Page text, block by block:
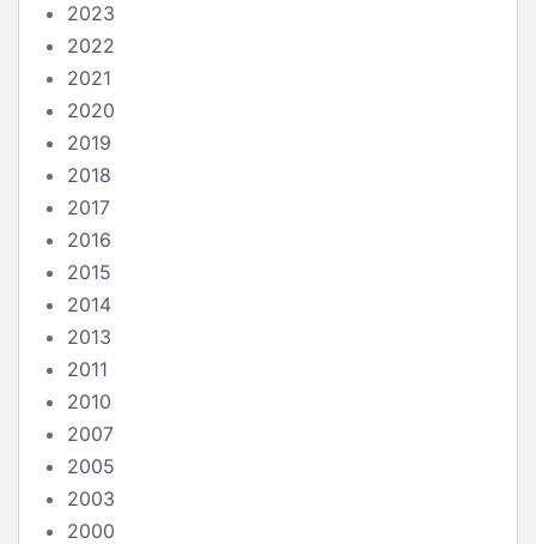
2023
2022
2021
2020
2019
2018
2017
2016
2015
2014
2013
2011
2010
2007
2005
2003
2000